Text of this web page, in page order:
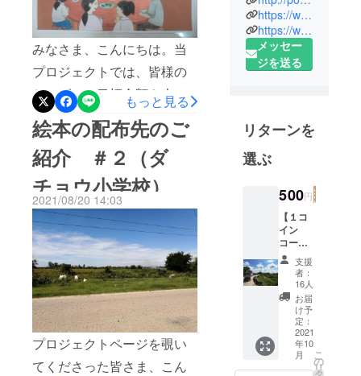
旬 クラウドファンディン
グ終了９月上旬 絵本翻訳
完了９月下旬 絵本製本印
刷完了10月上旬～ 絵本と
お菓子のお届け* 10月下旬
～ リターン発送** 新型コ
ロナウイルス感染拡大防止
のため、政府の方針によ
り、学校へのお届けが予定
より遅れる場合がありま
す。ご支援者様には、現地
の状況を適宜報告いたしま
す。しかしながら、絵本の
製本印刷およびお届けが遅
れております。遅延の理由
は、以下の通りです。前回
みなさま、こんにちは。当
プロジェクトでは、皆様の
おかげで、目標金額を上回
る439,500円のご支援をいた
だきました。これにより、
プロジェクトの予算と配布
先についての最新情報を、
ご報告させていただきま
す。まず、新たに12の学校
や病院などに、絵本を配布
することが決定しまし
た！！また、20冊を予備と
して追加で印刷し、NOM
POPOKにて保管し、今後の
活動の必要に応じて、新た
もっと見る
絵本の配布先のご
紹介 ＃２（ダ
チョウ小学校）
2021/08/20 14:03
プロジェクトページを覗い
てくださった皆さま、こん
職員の駐在
員としてカ
ンボジア
へ。女性の
院給食支
援、学齢期
児童の食生
活指針作成
など、幅広
い事業に携
わる。こう
した経験を
通して、栄
養の大切さ
2018年、お
菓子と栄養
教育で子供
https://www.facebook.com/popok.cambodia
https://www.youtube.com/channel/UCH_9Iw1VfD-TvlzicjcadNA
メッセー
ジを送る
リターンを
選ぶ
500円
【１コ
イン
コー
ス】 ク
ラウド
ファン
ディン
グの期
間終了
後に、
プロ
ジェク
トメン
支援
者：
16人
お届
け予
定：
2021
年10
月
こ
の
リ